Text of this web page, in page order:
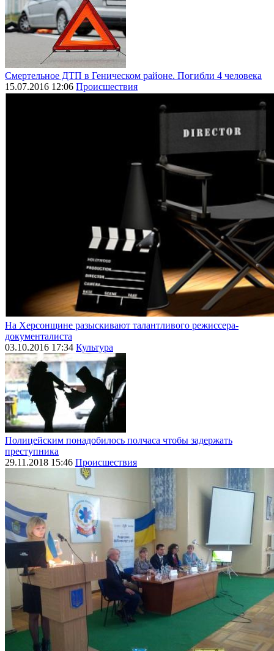
Смертельное ДТП в Геническом районе. Погибли 4 человека
15.07.2016 12:06 Происшествия
На Херсонщине разыскивают талантливого режиссера-
документалиста
03.10.2016 17:34 Культура
Полицейским понадобилось полчаса чтобы задержать
преступника
29.11.2018 15:46 Происшествия